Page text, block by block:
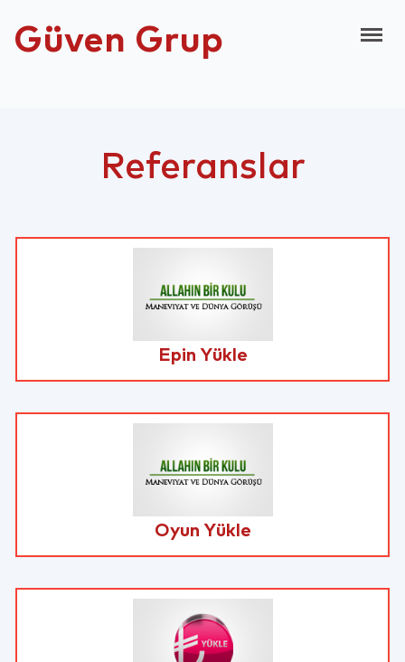
Güven Grup
Referanslar
Epin Yükle
Oyun Yükle